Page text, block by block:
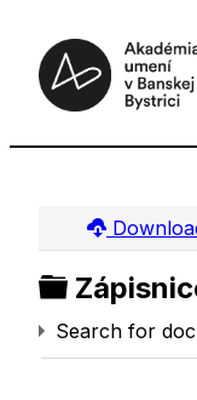
Folder
Search for